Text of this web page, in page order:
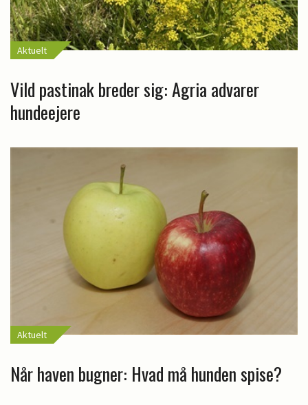
Aktuelt
Vild pastinak breder sig: Agria advarer
hundeejere
Aktuelt
Når haven bugner: Hvad må hunden spise?